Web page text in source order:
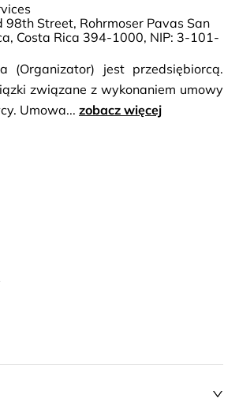
98th Street, Rohrmoser Pavas San
Costa Rica 394-1000, NIP: 3-101-
(Organizator) jest przedsiębiorcą.
związane z wykonaniem umowy
Umowa... zobacz więcej